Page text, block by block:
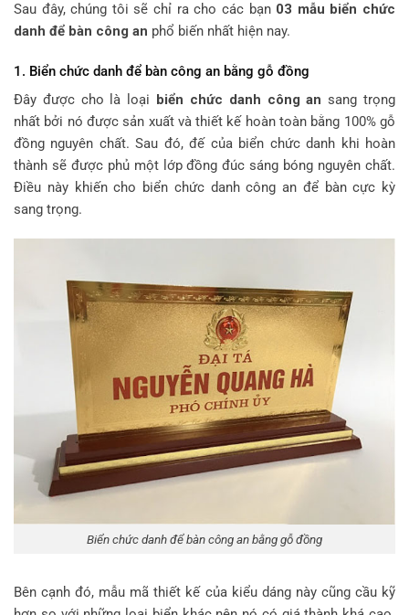
Sau đây, chúng tôi sẽ chỉ ra cho các bạn 03 mẫu biển chức
danh để bàn công an phổ biến nhất hiện nay.
1. Biển chức danh để bàn công an bằng gỗ đồng
Đây được cho là loại biển chức danh công an sang trọng
nhất bởi nó được sản xuất và thiết kế hoàn toàn bằng 100% gỗ
đồng nguyên chất. Sau đó, đế của biển chức danh khi hoàn
thành sẽ được phủ một lớp đồng đúc sáng bóng nguyên chất.
Điều này khiến cho biển chức danh công an để bàn cực kỳ
sang trọng.
Biển chức danh để bàn công an bằng gỗ đồng
Bên cạnh đó, mẫu mã thiết kế của kiểu dáng này cũng cầu kỹ